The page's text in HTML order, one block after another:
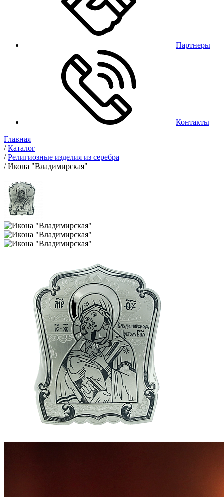
Партнеры
Контакты
Главная
/Каталог
/Религиозные изделия из серебра
/Икона "Владимирская"